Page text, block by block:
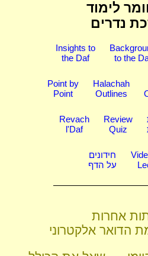
לימוד
נדרים
Insights to
the Daf
to the
Point by
Point
Halachah
Outlines
Revach
l'Daf
Review
Quiz
חידונים
על הדף
אחרות
הדואר אלקטרוני